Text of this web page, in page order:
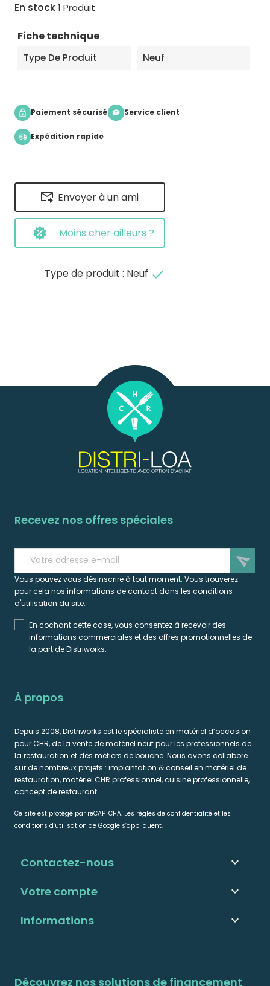
Envoyer à un ami
Moins cher ailleurs ?
Type de produit : Neuf done
En stock1 Produit
Fiche technique
Type De Produit Neuf
Paiement sécurisé Service client
Expédition rapide
Recevez nos offres spéciales
send
Vous pouvez vous désinscrire à tout moment. Vous trouverez
pour cela nos informations de contact dans les conditions
d'utilisation du site.
En cochant cette case, vous consentez à recevoir des
informations commerciales et des offres promotionnelles de
la part de Distriworks.
À propos
Depuis 2008, Distriworks est le spécialiste en matériel d’occasion
pour CHR, de la vente de matériel neuf pour les professionnels de
la restauration et des métiers de bouche. Nous avons collaboré
sur de nombreux projets : implantation & conseil en matériel de
restauration, matériel CHR professionnel, cuisine professionnelle,
concept de restaurant.
Ce site est protégé par reCAPTCHA. Les règles de confidentialité et les
conditions d’utilisation de Google s’appliquent.
Informations 
Votre compte 
Contactez-nous keyboard_arrow_down
Découvrez nos solutions de financement